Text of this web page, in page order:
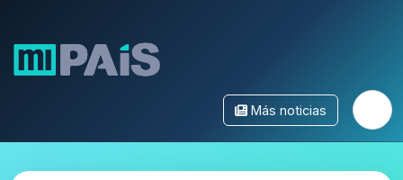
Más noticias